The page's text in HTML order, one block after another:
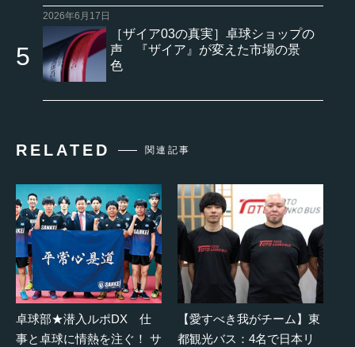
2026年6月17日
［ザイア03の真実］卓球ショップの
声 『ザイア』が変えた市場の景
色
RELATED 関連記事
卓球部★潜入ルポDX 仕
事と卓球に情熱を注ぐ！ サ
【愛すべき我がチーム】東
都観光バス：4名で日本リ